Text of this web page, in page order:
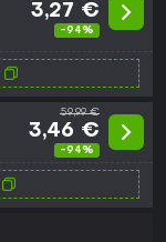
3,27 €
-94%
59,99 €
3,46 €
-94%